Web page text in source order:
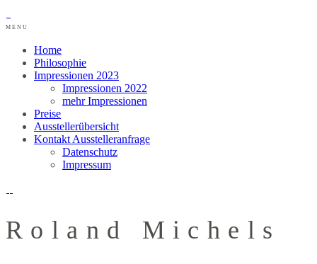
MENU
Home
Philosophie
Impressionen 2023
Impressionen 2022
mehr Impressionen
Preise
Ausstellerübersicht
Kontakt Ausstelleranfrage
Datenschutz
Impressum
Roland Michels